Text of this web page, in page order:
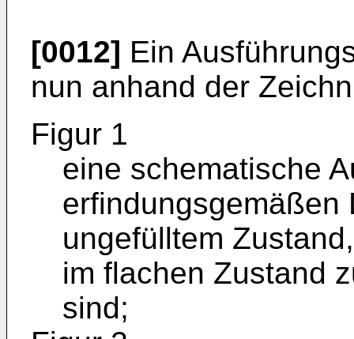
[0012] Ein
nun anhand der
Figur 1
eine schematische
erfindungsgemäßen
ungefülltem
im flachen Zustand
sind;